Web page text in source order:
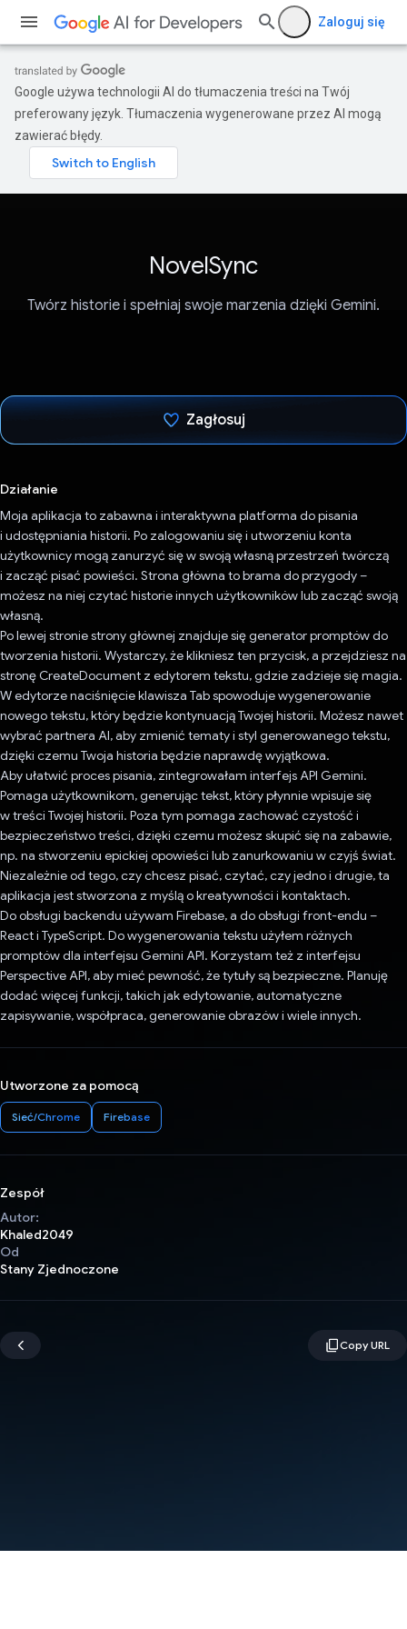
Zaloguj się
Google używa technologii AI do tłumaczenia treści na Twój
preferowany język. Tłumaczenia wygenerowane przez AI mogą
zawierać błędy.
NovelSync
Twórz historie i spełniaj swoje marzenia dzięki Gemini.
Zagłosuj
Działanie
Moja aplikacja to zabawna i interaktywna platforma do pisania
i udostępniania historii. Po zalogowaniu się i utworzeniu konta
użytkownicy mogą zanurzyć się w swoją własną przestrzeń twórczą
i zacząć pisać powieści. Strona główna to brama do przygody –
możesz na niej czytać historie innych użytkowników lub zacząć swoją
własną.
Po lewej stronie strony głównej znajduje się generator promptów do
tworzenia historii. Wystarczy, że klikniesz ten przycisk, a przejdziesz na
stronę CreateDocument z edytorem tekstu, gdzie zadzieje się magia.
W edytorze naciśnięcie klawisza Tab spowoduje wygenerowanie
nowego tekstu, który będzie kontynuacją Twojej historii. Możesz nawet
wybrać partnera AI, aby zmienić tematy i styl generowanego tekstu,
dzięki czemu Twoja historia będzie naprawdę wyjątkowa.
Aby ułatwić proces pisania, zintegrowałam interfejs API Gemini.
Pomaga użytkownikom, generując tekst, który płynnie wpisuje się
w treści Twojej historii. Poza tym pomaga zachować czystość i
bezpieczeństwo treści, dzięki czemu możesz skupić się na zabawie,
np. na stworzeniu epickiej opowieści lub zanurkowaniu w czyjś świat.
Niezależnie od tego, czy chcesz pisać, czytać, czy jedno i drugie, ta
aplikacja jest stworzona z myślą o kreatywności i kontaktach.
Do obsługi backendu używam Firebase, a do obsługi front-endu –
React i TypeScript. Do wygenerowania tekstu użyłem różnych
promptów dla interfejsu Gemini API. Korzystam też z interfejsu
Perspective API, aby mieć pewność, że tytuły są bezpieczne. Planuję
dodać więcej funkcji, takich jak edytowanie, automatyczne
zapisywanie, współpraca, generowanie obrazów i wiele innych.
Utworzone za pomocą
Sieć/Chrome Firebase
Zespół
Autor:
Khaled2049
Od
Stany Zjednoczone